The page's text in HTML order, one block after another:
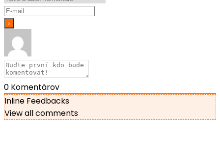
0 Komentárov
Inline Feedbacks
View all comments